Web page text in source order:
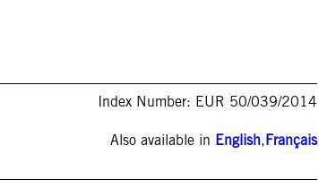
Index Number: EUR 50/039/2014
Also available in English,Français